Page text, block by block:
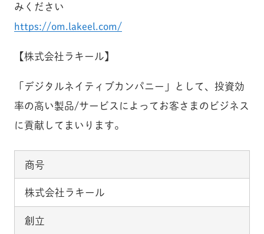
みください
https://om.lakeel.com/
【株式会社ラキール】
「デジタルネイティブカンパニー」として、投資効
率の高い製品/サービスによってお客さまのビジネス
に貢献してまいります。
商号
株式会社ラキール
創立